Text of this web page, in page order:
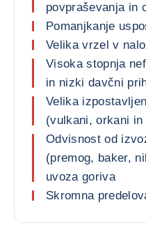
povpraševanja in
Pomanjkanje
Velika vrzel v
Visoka stopnja
in nizki davčni
Velika
(vulkani, orkani in
Odvisnost od
(premog, baker,
uvoza goriva
Skromna